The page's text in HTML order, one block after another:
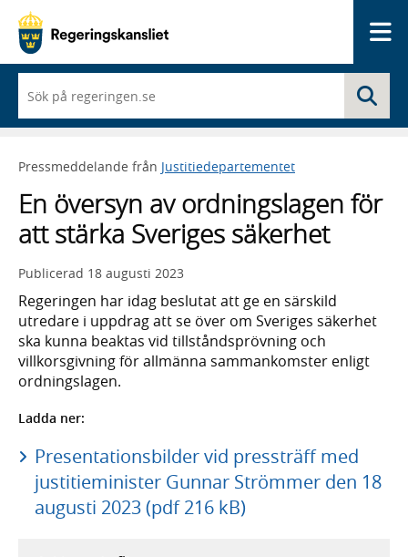
du
börjar
skriva
framträder
lista
med
sökförslag
Pressmeddelande från Justitiedepartementet
En översyn av ordningslagen för
att stärka Sveriges säkerhet
Publicerad 18 augusti 2023
Regeringen har idag beslutat att ge en särskild
utredare i uppdrag att se över om Sveriges säkerhet
ska kunna beaktas vid tillståndsprövning och
villkorsgivning för allmänna sammankomster enligt
ordningslagen.
Ladda ner:
Presentationsbilder vid pressträff med
justitieminister Gunnar Strömmer den 18
augusti 2023 (pdf 216 kB)